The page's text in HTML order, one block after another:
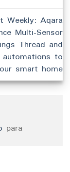
Weekly: Aqara
Multi-Sensor
Thread and
to
smart home
para